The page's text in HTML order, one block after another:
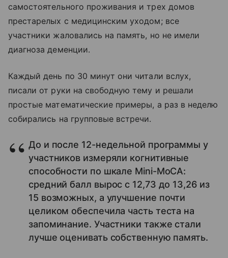
самостоятельного проживания и трех домов
престарелых с медицинским уходом; все
участники жаловались на память, но не имели
диагноза деменции.
Каждый день по 30 минут они читали вслух,
писали от руки на свободную тему и решали
простые математические примеры, а раз в неделю
собирались на групповые встречи.
До и после 12-недельной программы у
участников измеряли когнитивные
способности по шкале Mini-MoCA:
средний балл вырос с 12,73 до 13,26 из
15 возможных, а улучшение почти
целиком обеспечила часть теста на
запоминание. Участники также стали
лучше оценивать собственную память.